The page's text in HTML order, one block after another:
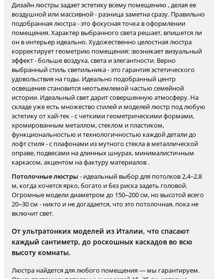
Дизайн люстры задает эстетику всему помещению , делая ее
воздушной или массивной - разница заметна сразу. Правильно
подобранная люстра - это фокусная точка в оформлении
помещения. Характер выбранного света решает, впишется ли
он в интерьер идеально. Художественно целостная люстра
корректирует геометрию помещения: :возникает визуальный
эффект - больше воздуха, света и элегантности. Верно
выбранный стиль светильника - это гарантия эстетического
удовольствия на годы. Идеально подобранный центр
освещения становится неотъемлемой частью семейной
истории. Идеальный свет дарит совершенную атмосферу. На
складе уже есть множество стилей и моделей люстр под любую
эстетику от хай-тек - с четкими геометрическими формами,
хромированным металлом, стеклом и пластиком,
функциональностью и технологичностью каждой детали до
лофт стиля - с плафонами из мутного стекла в металлической
оправе, подвесами на длинных шнурах, минималистичным
каркасом, акцентом на фактуру материалов .
Потолочные люстры - идеальный выбор для потолков 2,4–2,8
м, когда хочется ярко, богато и без риска задеть головой.
Огромные модели диаметром до 150–200 см, но высотой всего
20–30 см - никто и не догадается, что это потолочная, пока не
включит свет.
От ультратонких моделей из Италии, что спасают
каждый сантиметр, до роскошных каскадов во всю
высоту комнаты.
Люстра найдется для любого помещения — мы гарантируем.